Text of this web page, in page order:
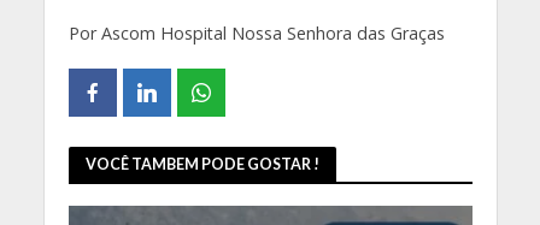
Por Ascom Hospital Nossa Senhora das Graças
VOCÊ TAMBEM PODE GOSTAR !